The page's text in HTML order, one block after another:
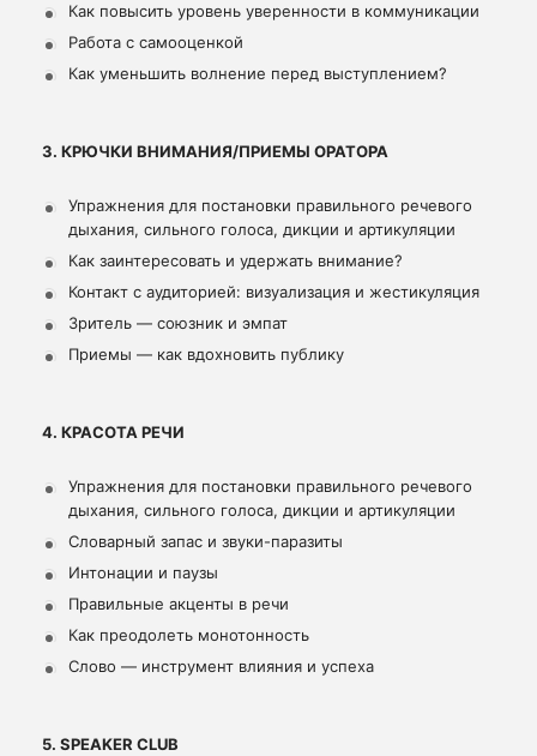
Как повысить уровень уверенности в коммуникации
Работа с самооценкой
Как уменьшить волнение перед выступлением?
3. КРЮЧКИ ВНИМАНИЯ/ПРИЕМЫ ОРАТОРА
Упражнения для постановки правильного речевого
дыхания, сильного голоса, дикции и артикуляции
Как заинтересовать и удержать внимание?
Контакт с аудиторией: визуализация и жестикуляция
Зритель — союзник и эмпат
Приемы — как вдохновить публику
4. КРАСОТА РЕЧИ
Упражнения для постановки правильного речевого
дыхания, сильного голоса, дикции и артикуляции
Словарный запас и звуки-паразиты
Интонации и паузы
Правильные акценты в речи
Как преодолеть монотонность
Слово — инструмент влияния и успеха
5. SPEAKER CLUB